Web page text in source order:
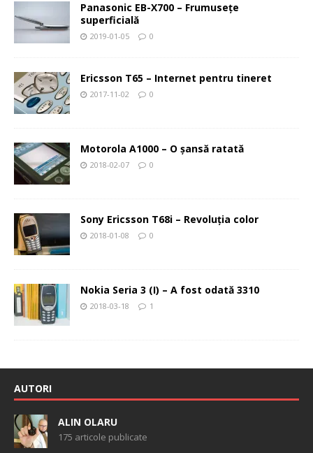
Panasonic EB-X700 – Frumuseţe
superficială
2019-01-05 0
Ericsson T65 – Internet pentru tineret
2017-11-02 0
Motorola A1000 – O şansă ratată
2018-02-07 0
Sony Ericsson T68i – Revoluţia color
2018-01-08 0
Nokia Seria 3 (I) – A fost odată 3310
2018-03-18 1
AUTORI
ALIN OLARU
175 articole publicate